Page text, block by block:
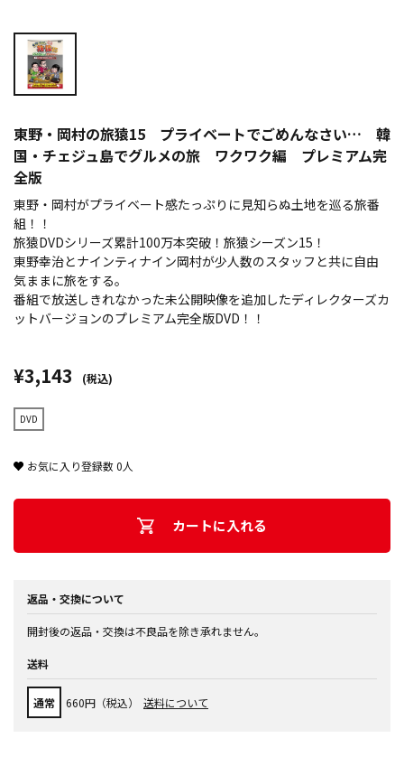
東野・岡村の旅猿15 プライベートでごめんなさい… 韓
国・チェジュ島でグルメの旅 ワクワク編 プレミアム完
全版
東野・岡村がプライベート感たっぷりに見知らぬ土地を巡る旅番
組！！
旅猿DVDシリーズ累計100万本突破！旅猿シーズン15！
東野幸治とナインティナイン岡村が少人数のスタッフと共に自由
気ままに旅をする。
番組で放送しきれなかった未公開映像を追加したディレクターズカ
ットバージョンのプレミアム完全版DVD！！
¥3,143 (税込)
DVD
お気に入り登録数0人
カートに入れる
返品・交換について
開封後の返品・交換は不良品を除き承れません。
送料
通常 660円（税込） 送料について